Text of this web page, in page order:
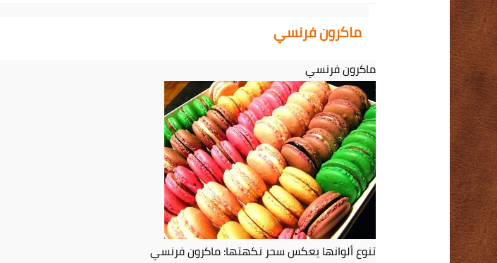
ماكرون فرنسي
ماكرون فرنسي
تنوع ألوانها يعكس سحر نكهتها: ماكرون فرنسي